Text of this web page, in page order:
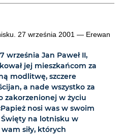
27 września 2001 — Erewan
września Jan Paweł II,
jej mieszkańcom za
modlitwę, szczere
a nade wszystko za
zakorzenionej w życiu
nosi was w swoim
na lotnisku w
siły, których